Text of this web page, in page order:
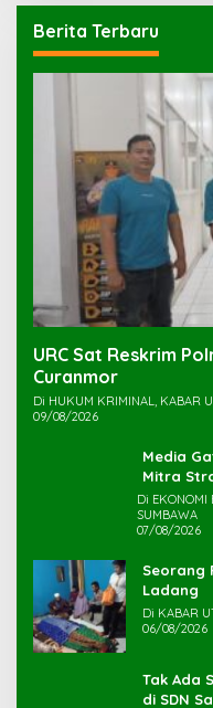
Berita Terbaru
URC Sat Reskrim
Di HUKUM KRIMINAL, KABAR
09/08/2026
Media
Mitra
Di EKONOMI
SUMBAWA
07/08/2026
Seorang
Ladang
Di KABAR
06/08/2026
Tak Ada